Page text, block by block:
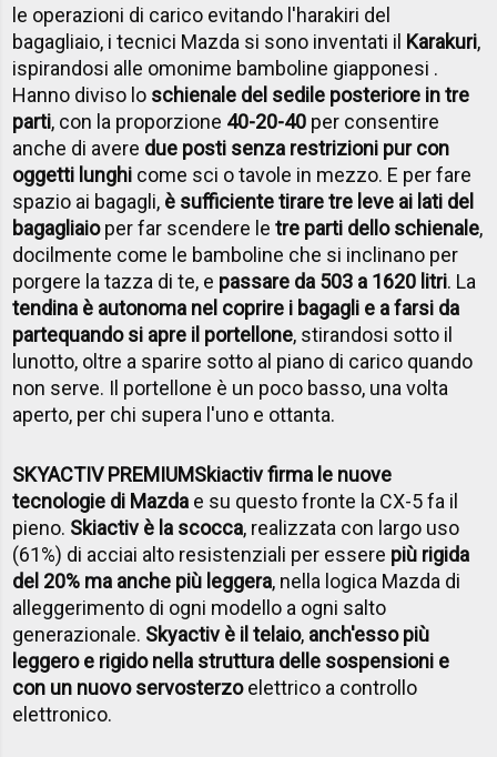
le operazioni di carico evitando l'harakiri del
bagagliaio, i tecnici Mazda si sono inventati il Karakuri,
ispirandosi alle omonime bamboline giapponesi .
Hanno diviso lo schienale del sedile posteriore in tre
parti, con la proporzione 40-20-40 per consentire
anche di avere due posti senza restrizioni pur con
oggetti lunghi come sci o tavole in mezzo. E per fare
spazio ai bagagli, è sufficiente tirare tre leve ai lati del
bagagliaioper far scendere letre parti dello schienale,
docilmente come le bamboline che si inclinano per
porgere la tazza di te, e passare da 503 a 1620 litri. La
tendina è autonoma nel coprire i bagagli e a farsi da
partequando si apre il portellone, stirandosi sotto il
lunotto, oltre a sparire sotto al piano di carico quando
non serve. Il portellone è un poco basso, una volta
aperto, per chi supera l'uno e ottanta.
SKYACTIV PREMIUMSkiactiv firma le nuove
tecnologie di Mazda e su questo fronte la CX-5 fa il
pieno. Skiactiv è la scocca, realizzata con largo uso
(61%) di acciai alto resistenziali per essere più rigida
del 20% ma anche più leggera, nella logica Mazda di
alleggerimento di ogni modello a ogni salto
generazionale. Skyactiv è il telaio, anch'esso più
leggero e rigido nella struttura delle sospensioni e
con un nuovo servosterzoelettrico a controllo
elettronico.